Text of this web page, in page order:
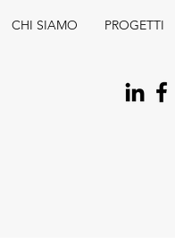
CHI SIAMO PROGETTI